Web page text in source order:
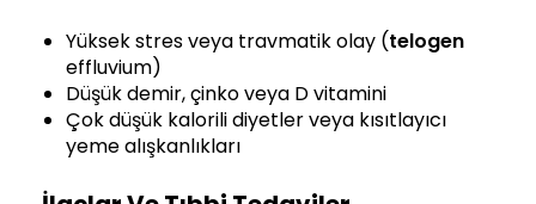
Yüksek stres veya travmatik olay (telogen
effluvium)
Düşük demir, çinko veya D vitamini
Çok düşük kalorili diyetler veya kısıtlayıcı
yeme alışkanlıkları